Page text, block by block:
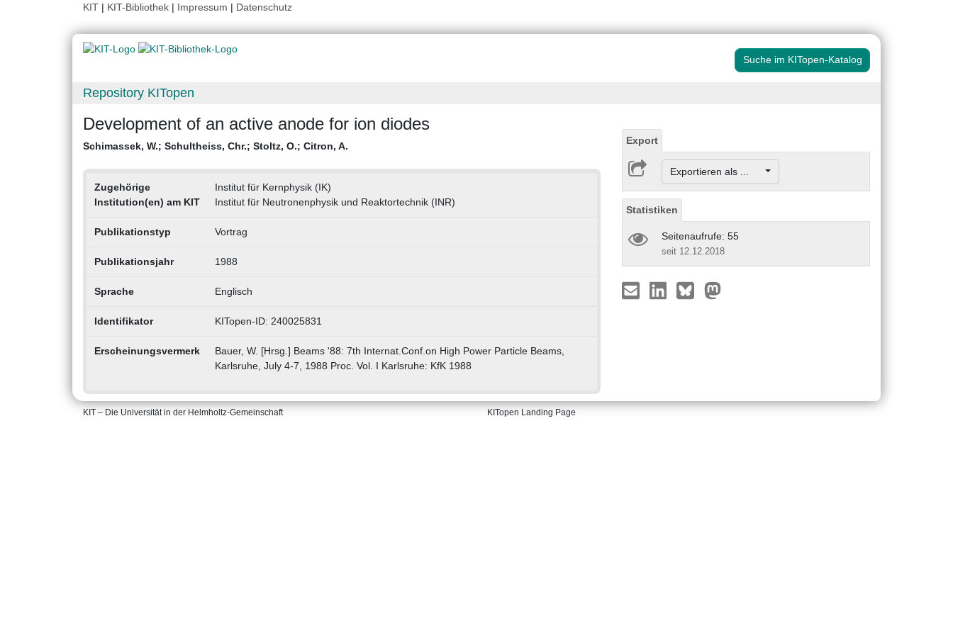
KIT | KIT-Bibliothek | Impressum | Datenschutz
Suche im KITopen-Katalog
Repository KITopen
Development of an active anode for ion diodes
Schimassek, W.; Schultheiss, Chr.; Stoltz, O.; Citron, A.
Zugehörige
Institution(en) am KIT
Institut für Kernphysik (IK)
Institut für Neutronenphysik und Reaktortechnik (INR)
Publikationstyp Vortrag
Publikationsjahr 1988
Sprache Englisch
Identifikator KITopen-ID: 240025831
Erscheinungsvermerk
Bauer, W. [Hrsg.] Beams '88: 7th Internat.Conf.on High Power Particle Beams,
Karlsruhe, July 4-7, 1988 Proc. Vol. I Karlsruhe: KfK 1988
Export
Exportieren als ...
Statistiken
Seitenaufrufe: 55
seit 12.12.2018
KIT – Die Universität in der Helmholtz-Gemeinschaft KITopen Landing Page